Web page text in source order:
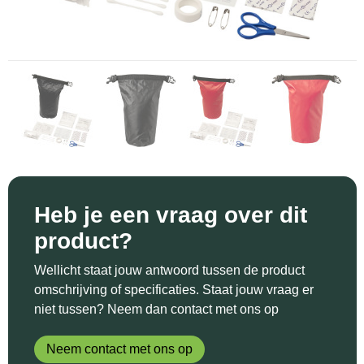
Sinterklaas
Snoepgoed
Spellen voor binnen en buiten
Themapakketten
Veiligheid, Auto en Fiets
Vrije tijd en Strand
Katoenen draagtassen
Koeltassen en Koelboxen
Koffers en Trolleys
Matrozentassen
Opbergtassen
Opvouwbare tassen
Reflecterende polo's
Regenkleding
Restauranttextiel
Schorten en Sloven
Sweaters
T-Shirts
Schoenen
T-Shirts
Vesten
Heb je een vraag over dit
product?
Wellicht staat jouw antwoord tussen de product
omschrijving of specificaties. Staat jouw vraag er
niet tussen? Neem dan contact met ons op
Neem contact met ons op